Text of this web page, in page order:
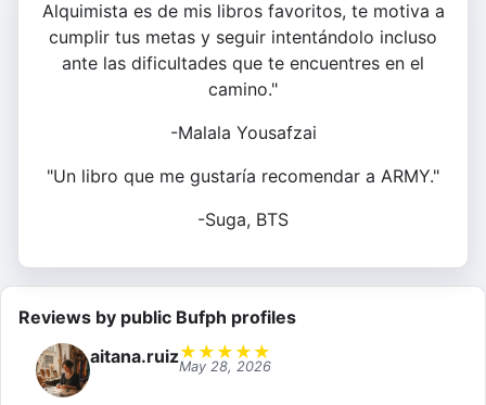
Alquimista es de mis libros favoritos, te motiva a
cumplir tus metas y seguir intentándolo incluso
ante las dificultades que te encuentres en el
camino."
-Malala Yousafzai
"Un libro que me gustaría recomendar a ARMY."
-Suga, BTS
Reviews by public Bufph profiles
aitana.ruiz★ ★ ★ ★ ★
May 28, 2026